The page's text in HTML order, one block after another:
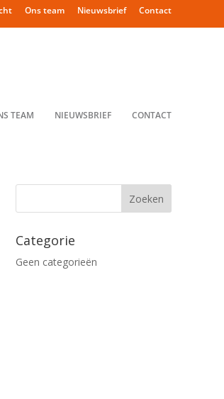
Ons team Nieuwsbrief Contact
TEAM NIEUWSBRIEF CONTACT
Categorie
Geen categorieën